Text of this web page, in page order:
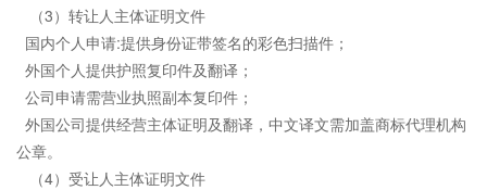
（3）转让人主体证明文件
国内个人申请:提供身份证带签名的彩色扫描件；
外国个人提供护照复印件及翻译；
公司申请需营业执照副本复印件；
外国公司提供经营主体证明及翻译，中文译文需加盖商标代理机构
公章。
（4）受让人主体证明文件